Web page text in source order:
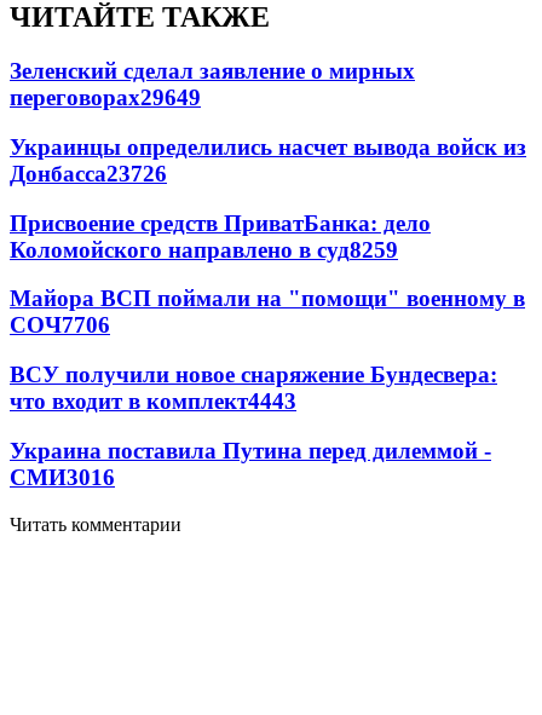
ЧИТАЙТЕ ТАКЖЕ
Зеленский сделал заявление о мирных
переговорах29649
Украинцы определились насчет вывода войск из
Донбасса23726
Присвоение средств ПриватБанка: дело
Коломойского направлено в суд8259
Майора ВСП поймали на "помощи" военному в
СОЧ7706
ВСУ получили новое снаряжение Бундесвера:
что входит в комплект4443
Украина поставила Путина перед дилеммой -
СМИ3016
Читать комментарии